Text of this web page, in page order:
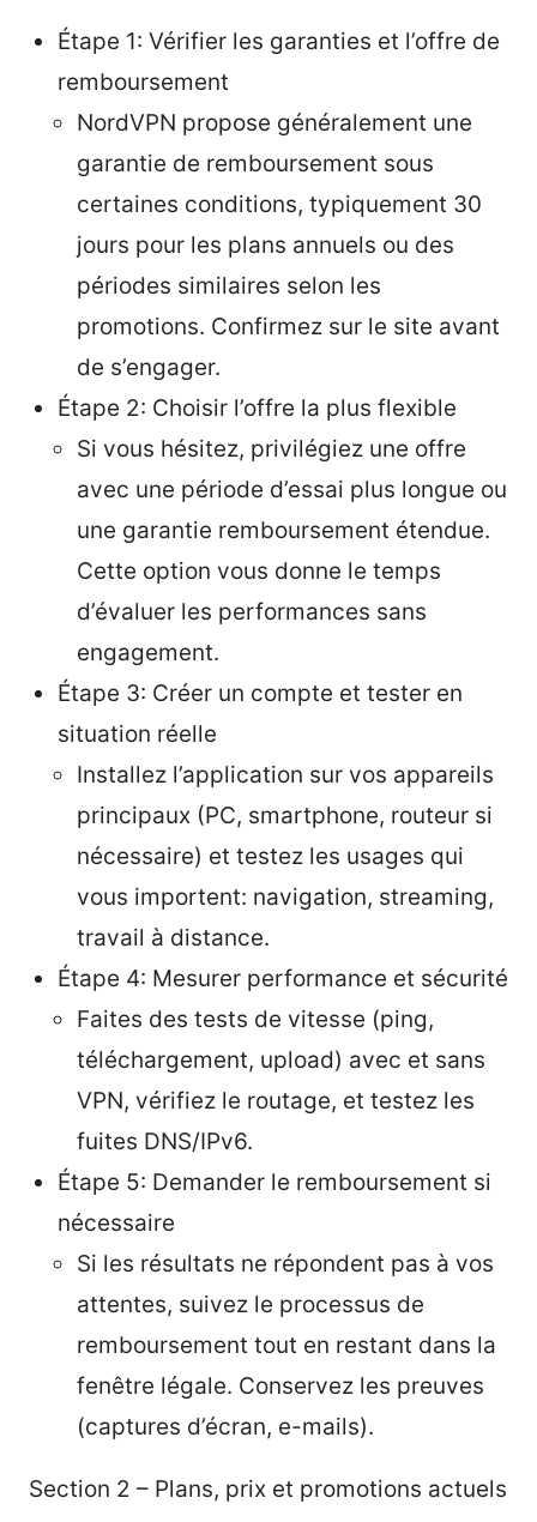
Étape 1: Vérifier les garanties et l’offre de
remboursement
NordVPN propose généralement une
garantie de remboursement sous
certaines conditions, typiquement 30
jours pour les plans annuels ou des
périodes similaires selon les
promotions. Confirmez sur le site avant
de s’engager.
Étape 2: Choisir l’offre la plus flexible
Si vous hésitez, privilégiez une offre
avec une période d’essai plus longue ou
une garantie remboursement étendue.
Cette option vous donne le temps
d’évaluer les performances sans
engagement.
Étape 3: Créer un compte et tester en
situation réelle
Installez l’application sur vos appareils
principaux (PC, smartphone, routeur si
nécessaire) et testez les usages qui
vous importent: navigation, streaming,
travail à distance.
Étape 4: Mesurer performance et sécurité
Faites des tests de vitesse (ping,
téléchargement, upload) avec et sans
VPN, vérifiez le routage, et testez les
fuites DNS/IPv6.
Étape 5: Demander le remboursement si
nécessaire
Si les résultats ne répondent pas à vos
attentes, suivez le processus de
remboursement tout en restant dans la
fenêtre légale. Conservez les preuves
(captures d’écran, e-mails).
Section 2 – Plans, prix et promotions actuels